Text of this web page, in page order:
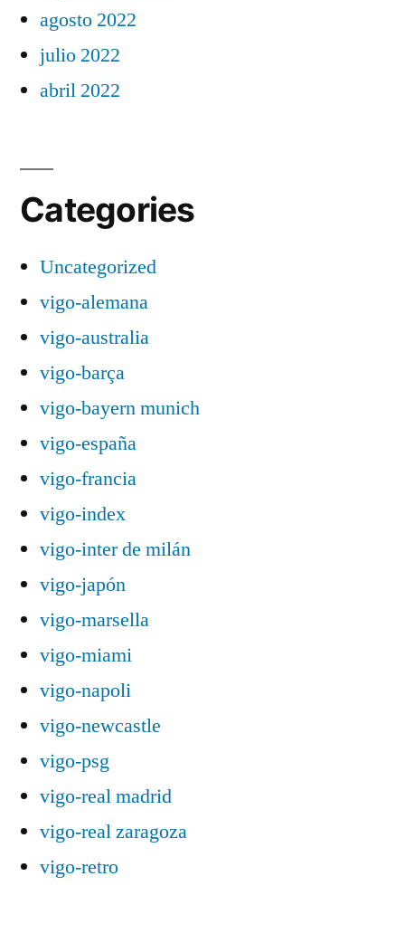
agosto 2022
julio 2022
abril 2022
Categories
Uncategorized
vigo-alemana
vigo-australia
vigo-barça
vigo-bayern munich
vigo-españa
vigo-francia
vigo-index
vigo-inter de milán
vigo-japón
vigo-marsella
vigo-miami
vigo-napoli
vigo-newcastle
vigo-psg
vigo-real madrid
vigo-real zaragoza
vigo-retro